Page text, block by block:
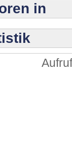
in